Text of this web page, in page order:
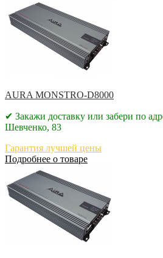
AURA MONSTRO-D8000
✔ Закажи доставку или забери по
Шевченко, 83
Гарантия лучшей цены
Подробнее о товаре